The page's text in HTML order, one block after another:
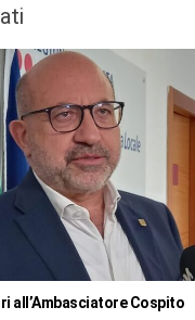
all’Ambasciatore Cospito